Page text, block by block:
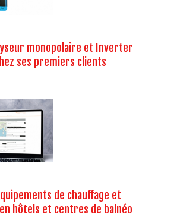
monopolaire et Inverter
ses premiers clients
de chauffage et
hôtels et centres de balnéo